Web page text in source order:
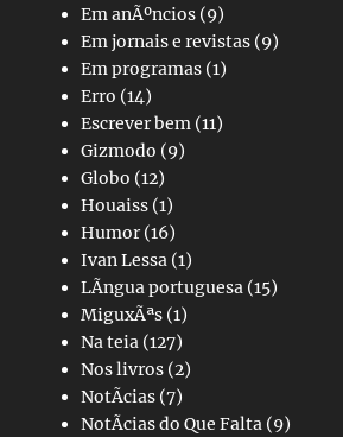
Em anÃºncios (9)
Em jornais e revistas (9)
Em programas (1)
Erro (14)
Escrever bem (11)
Gizmodo (9)
Globo (12)
Houaiss (1)
Humor(16)
Ivan Lessa (1)
LÃ­ngua portuguesa (15)
MiguxÃªs (1)
Na teia (127)
Nos livros (2)
NotÃ­cias (7)
NotÃ­cias do Que Falta (9)